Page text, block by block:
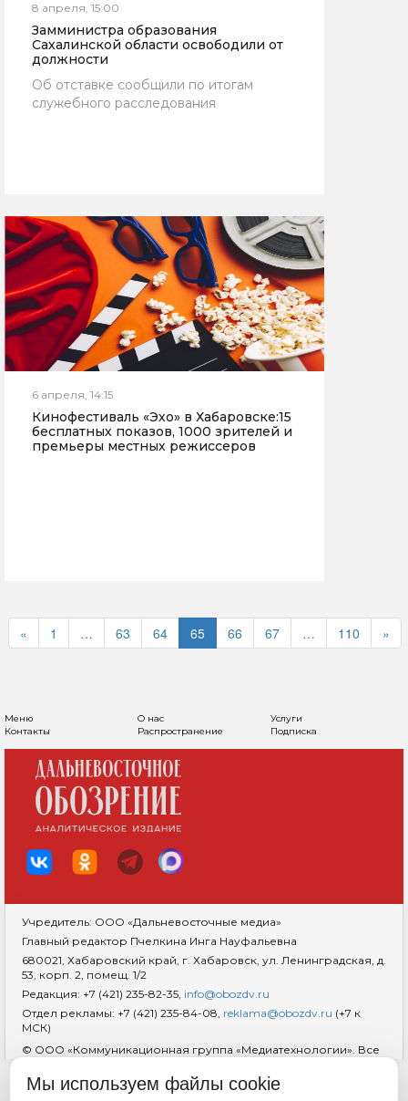
8 апреля, 15:00
Замминистра образования
Сахалинской области освободили от
должности
Об отставке сообщили по итогам
служебного расследования
6 апреля, 14:15
Кинофестиваль «Эхо» в Хабаровске:15
бесплатных показов, 1000 зрителей и
премьеры местных режиссеров
« 1 … 63 64 65 66 67 … 110 »
Меню О нас
Услуги
Контакты
Распространение Подписка
Учредитель: ООО «Дальневосточные медиа»
Главный редактор Пчелкина Инга Науфальевна
680021, Хабаровский край, г. Хабаровск, ул. Ленинградская, д.
53, корп. 2, помещ. 1/2
Редакция: +7 (421) 235-82-35, info@obozdv.ru
Отдел рекламы: +7 (421) 235-84-08, reklama@obozdv.ru (+7 к
МСК)
© ООО «Коммуникационная группа «Медиатехнологии». Все
гиперссылка на сайтdvobozrenie.ru обязательна.
Мы используем файлы cookie